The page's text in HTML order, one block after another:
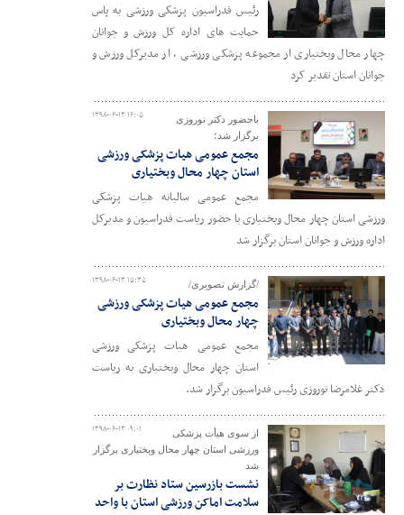
رئیس فدراسیون پزشکی ورزشی به پاس
حمایت های اداره کل ورزش و جوانان
چهار محال وبختیاری از مجموعه پزشکی ورزشی ، از مدیرکل ورزش و
جوانان استان تقدیر کرد
۱۳۹۸-۰۶-۱۳ ۱۶:۰۵
باحضور دکتر نوروزی
برگزار شد؛
مجمع عمومی هیات پزشکی ورزشی
استان چهار محال وبختیاری
مجمع عمومی سالیانه هیات پزشکی
ورزشی استان چهار محال وبختیاری با حضور ریاست فدراسیون و مدیرکل
اداره ورزش و جوانان استان برگزار شد
۱۳۹۸-۰۶-۱۳ ۱۵:۳۵ /گزارش تصویری/
مجمع عمومی هیات پزشکی ورزشی
چهار محال وبختیاری
مجمع عمومی هیات پزشکی ورزشی
استان چهار محال وبختیاری به ریاست
دکتر غلامرضا نوروزی رئیس فدراسیون برگزار شد.
۱۳۹۸-۰۶-۱۳ ۰۹:۰۱
از سوی هیأت پزشکی
ورزشی استان چهار محال وبختیاری برگزار
شد
نشست بازرسین ستاد نظارت بر
سلامت اماکن ورزشی استان با واحد